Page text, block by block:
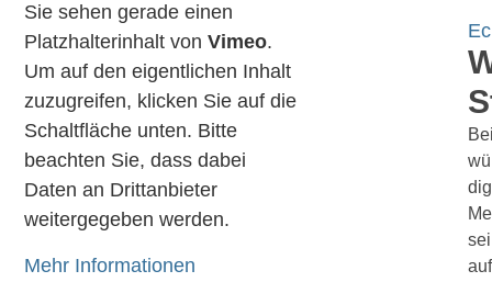
Sie sehen gerade einen
Platzhalterinhalt vonVimeo.
Um auf den eigentlichen Inhalt
zuzugreifen, klicken Sie auf die
Schaltfläche unten. Bitte
beachten Sie, dass dabei
Daten an Drittanbieter
weitergegeben werden.
Mehr Informationen